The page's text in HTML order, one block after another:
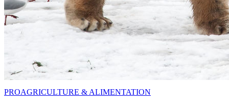
PROAGRICULTURE & ALIMENTATION